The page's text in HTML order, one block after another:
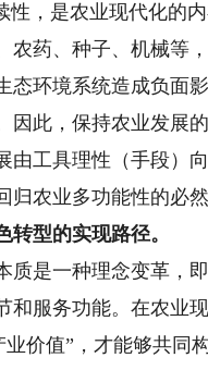
性，是农业现代化的
农药、种子、机械等
态环境系统造成负面
此，保持农业发展
由工具理性（手段）
农业多功能性的必然
型的实现路径。
是一种理念变革，即
服务功能。在农业
业价值”，才能够共